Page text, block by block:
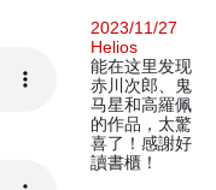
2023/11/27
Helios
能在这里发现
赤川次郎、鬼
马星和高羅佩
的作品，太驚
喜了！感謝好
讀書櫃！